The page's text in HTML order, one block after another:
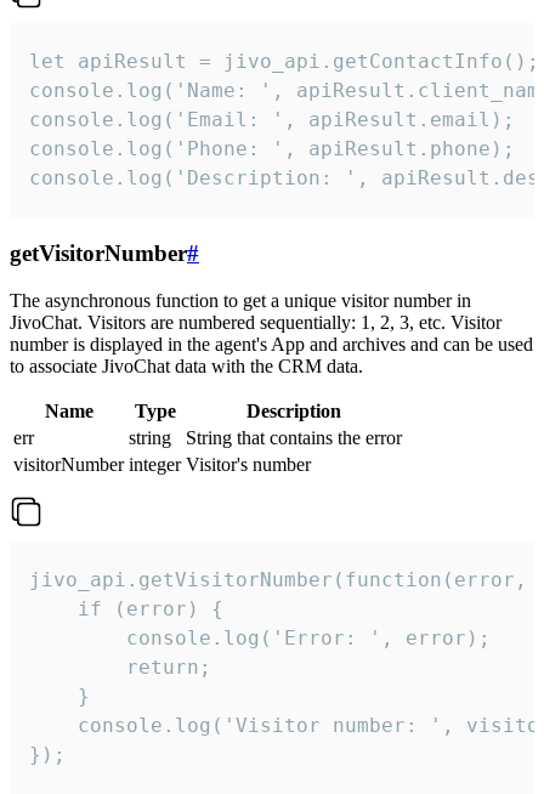
let apiResult = jivo_api.getContactInfo();
console.log('Name: ',
console.log('Email: ', apiResult.email);
console.log('Phone: ', apiResult.phone);
console.log('Description: ',
getVisitorNumber#
The asynchronous function to get a unique visitor number in
JivoChat. Visitors are numbered sequentially: 1, 2, 3, etc. Visitor
number is displayed in the agent's App and archives and can be used
to associate JivoChat data with the CRM data.
Name Type
Description
err
string
String that contains the error
visitorNumber integer Visitor's number
jivo_api.getVisitorNumber(function(error,
    if (error) {
        console.log('Error: ', error);
        return;
    }
console.log('Visitor number: ',
});